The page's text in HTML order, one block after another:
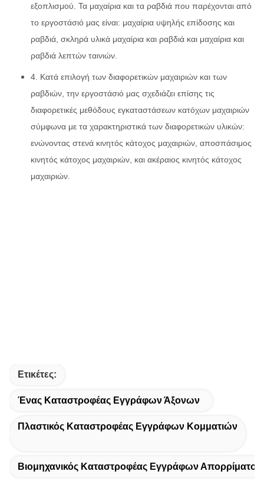
εξοπλισμού. Τα μαχαίρια και τα ραβδιά που παρέχονται από
το εργοστάσιό μας είναι: μαχαίρια υψηλής επίδοσης και
ραβδιά, σκληρά υλικά μαχαίρια και ραβδιά και μαχαίρια και
ραβδιά λεπτών ταινιών.
4. Κατά επιλογή των διαφορετικών μαχαιριών και των
ραβδιών, την εργοστάσιό μας σχεδιάζει επίσης τις
διαφορετικές μεθόδους εγκαταστάσεων κατόχων μαχαιριών
σύμφωνα με τα χαρακτηριστικά των διαφορετικών υλικών:
ενώνοντας στενά κινητός κάτοχος μαχαιριών, αποσπάσιμος
κινητός κάτοχος μαχαιριών, και ακέραιος κινητός κάτοχος
μαχαιριών.
Ετικέτες:
Ένας Καταστροφέας Εγγράφων Άξονων
Πλαστικός Καταστροφέας Εγγράφων Κομματιών
Βιομηχανικός Καταστροφέας Εγγράφων Απορρίματος